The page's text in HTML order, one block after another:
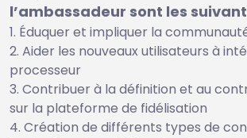
l’ambassadeur sont les
Éduquer et impliquer la
Aider les nouveaux utilisateurs à
processeur
Contribuer à la définition et au
sur la plateforme de fidélisation
Création de différents types de